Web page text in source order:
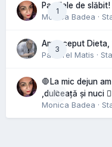
1
Pastilele de slăbit!
Monica Badea ·
3
Am inceput
Pastorel Matis ·
0
🛑La mic dejun
,dulceață și nuci
Monica Badea ·